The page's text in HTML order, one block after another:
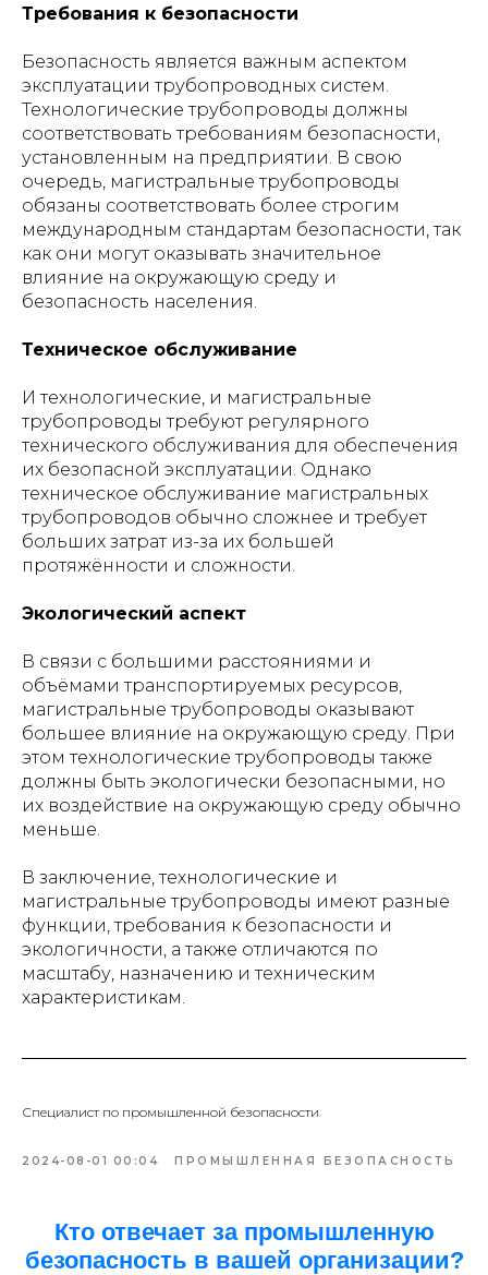
Требования к безопасности
Безопасность является важным аспектом
эксплуатации трубопроводных систем.
Технологические трубопроводы должны
соответствовать требованиям безопасности,
установленным на предприятии. В свою
очередь, магистральные трубопроводы
обязаны соответствовать более строгим
международным стандартам безопасности, так
как они могут оказывать значительное
влияние на окружающую среду и
безопасность населения.
Техническое обслуживание
И технологические, и магистральные
трубопроводы требуют регулярного
технического обслуживания для обеспечения
их безопасной эксплуатации. Однако
техническое обслуживание магистральных
трубопроводов обычно сложнее и требует
больших затрат из-за их большей
протяжённости и сложности.
Экологический аспект
В связи с большими расстояниями и
объёмами транспортируемых ресурсов,
магистральные трубопроводы оказывают
большее влияние на окружающую среду. При
этом технологические трубопроводы также
должны быть экологически безопасными, но
их воздействие на окружающую среду обычно
меньше.
В заключение, технологические и
магистральные трубопроводы имеют разные
функции, требования к безопасности и
экологичности, а также отличаются по
масштабу, назначению и техническим
характеристикам.
Специалист по промышленной безопасности
2024-08-01 00:04 ПРОМЫШЛЕННАЯ БЕЗОПАСНОСТЬ
Кто отвечает за промышленную
безопасность в вашей организации?